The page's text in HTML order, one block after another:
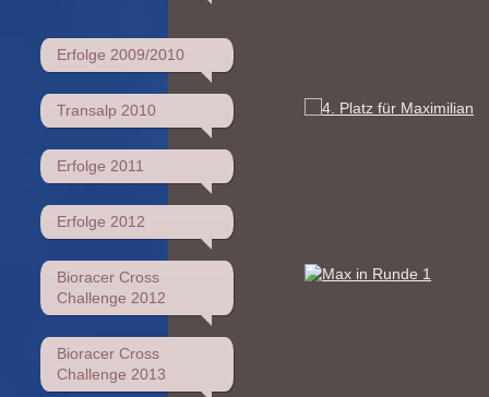
Erfolge 2009/2010
Transalp 2010
Erfolge 2011
Erfolge 2012
Bioracer Cross
Challenge 2012
Bioracer Cross
Challenge 2013